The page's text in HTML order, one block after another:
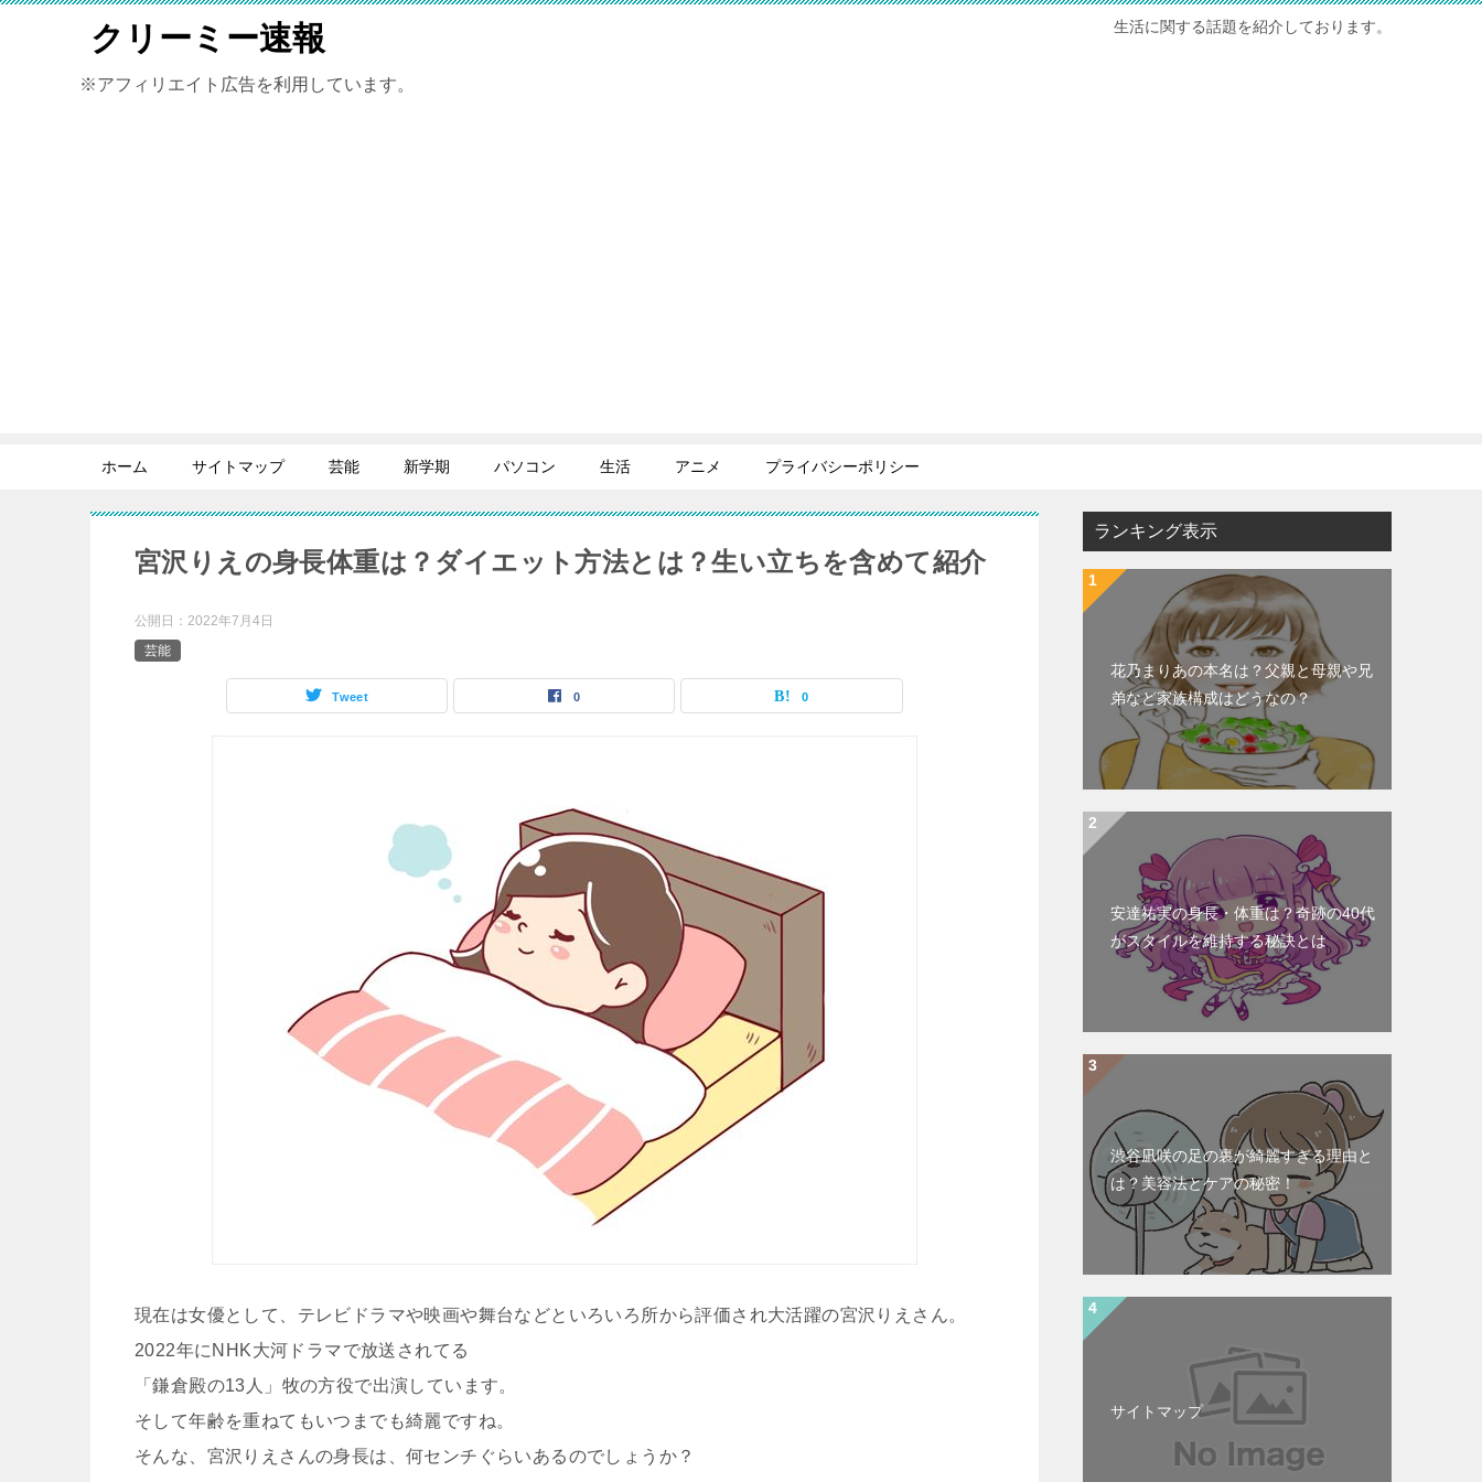
クリーミー速報 生活に関する話題を紹介しております。
※アフィリエイト広告を利用しています。
ホーム サイトマップ 芸能 新学期 パソコン 生活 アニメ プライバシーポリシー
宮沢りえの身長体重は？ダイエット方法とは？生い立ちを含めて紹介
公開日： 2022年7月4日
芸能
Tweet 0 0
現在は女優として、テレビドラマや映画や舞台などといろいろ所から評価され大活躍の宮沢りえさん。
2022年にNHK大河ドラマで放送されてる
「鎌倉殿の13人」牧の方役で出演しています。
そして年齢を重ねてもいつまでも綺麗ですね。
そんな、宮沢りえさんの身長は、何センチぐらいあるのでしょうか？
ランキング表示
花乃まりあの本名は？父親と母親や兄
弟など家族構成はどうなの？
安達祐実の身長・体重は？奇跡の40代
がスタイルを維持する秘訣とは
渋谷凪咲の足の裏が綺麗すぎる理由と
は？美容法とケアの秘密！
サイトマップ